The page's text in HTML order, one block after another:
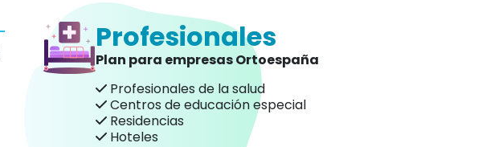
Profesionales
Plan para empresas Ortoespaña
Profesionales de la salud
Centros de educación especial
Residencias
Hoteles